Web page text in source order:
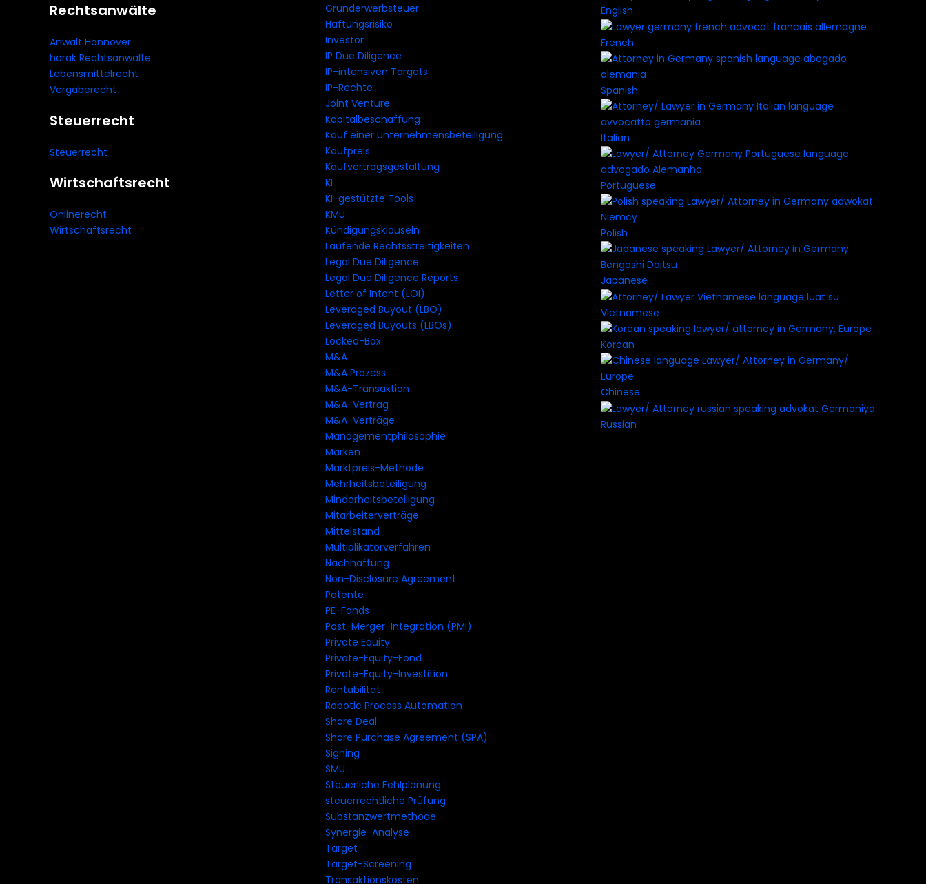
Rechtsanwälte
Anwalt Hannover
horak Rechtsanwälte
Lebensmittelrecht
Vergaberecht
Steuerrecht
Steuerrecht
Wirtschaftsrecht
Onlinerecht
Wirtschaftsrecht
Grunderwerbsteuer
Haftungsrisiko
Investor
IP Due Diligence
IP-intensiven Targets
IP-Rechte
Joint Venture
Kapitalbeschaffung
Kauf einer Unternehmensbeteiligung
Kaufpreis
Kaufvertragsgestaltung
KI
KI-gestützte Tools
KMU
Kündigungsklauseln
Laufende Rechtsstreitigkeiten
Legal Due Diligence
Legal Due Diligence Reports
Letter of Intent (LOI)
Leveraged Buyout (LBO)
Leveraged Buyouts (LBOs)
Locked-Box
M&A
M&A Prozess
M&A-Transaktion
M&A-Vertrag
M&A-Verträge
Managementphilosophie
Marken
Marktpreis-Methode
Mehrheitsbeteiligung
Minderheitsbeteiligung
Mitarbeiterverträge
Mittelstand
Multiplikatorverfahren
Nachhaftung
Non-Disclosure Agreement
Patente
PE-Fonds
Post-Merger-Integration (PMI)
Private Equity
Private-Equity-Fond
Private-Equity-Investition
Rentabilität
Robotic Process Automation
Share Deal
Share Purchase Agreement (SPA)
Signing
SMU
Steuerliche Fehlplanung
steuerrechtliche Prüfung
Substanzwertmethode
Synergie-Analyse
Target
Target-Screening
Transaktionskosten
English
French
Spanish
Italian
Portuguese
Polish
Japanese
Vietnamese
Korean
Chinese
Russian